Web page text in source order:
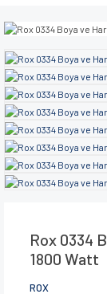
Rox 0334
1800 Watt
ROX